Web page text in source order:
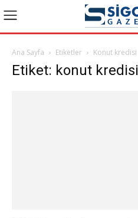
Ana Sayfa Etiketler Konut kredisi
Etiket: konut kredisi